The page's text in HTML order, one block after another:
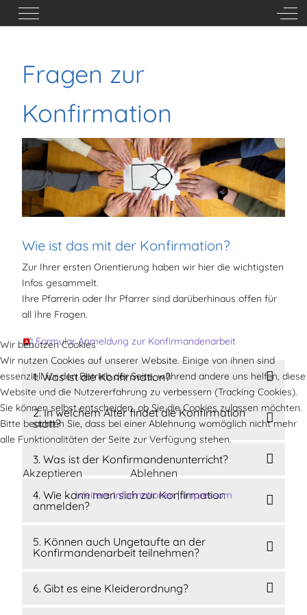
Mobile Menu Toggle Off-
Fragen zur
Konfirmation
Wie ist das mit der Konfirmation?
Zur Ihrer ersten Orientierung haben wir hier die wichtigsten
Infos gesammelt.
Ihre Pfarrerin oder Ihr Pfarrer sind darüberhinaus offen für
all Ihre Fragen.
Formular Anmeldung zur Konfirmandenarbeit
1. Was ist die Konfirmation?
2. In welchem Alter findet die Konfirmation
statt?
3. Was ist der Konfirmandenunterricht?
4. Wie kann man sich zur Konfirmation
anmelden?
5. Können auch Ungetaufte an der
Konfirmandenarbeit teilnehmen?
6. Gibt es eine Kleiderordnung?
Wir benutzen Cookies
Wir nutzen Cookies auf unserer Website. Einige von ihnen sind
essenziell für den Betrieb der Seite, während andere uns helfen, diese
Website und die Nutzererfahrung zu verbessern (Tracking Cookies).
Sie können selbst entscheiden, ob Sie die Cookies zulassen möchten.
Bitte beachten Sie, dass bei einer Ablehnung womöglich nicht mehr
alle Funktionalitäten der Seite zur Verfügung stehen.
Akzeptieren Ablehnen
Weitere Informationen|Impressum